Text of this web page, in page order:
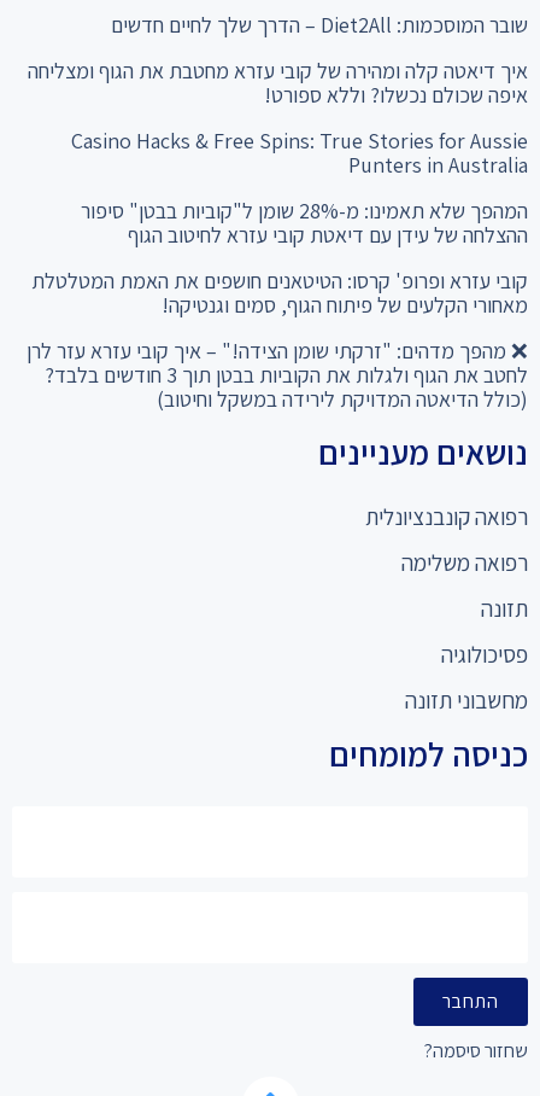
שובר המוסכמות: Diet2All – הדרך שלך לחיים חדשים
איך דיאטה קלה ומהירה של קובי עזרא מחטבת את הגוף ומצליחה
איפה שכולם נכשלו? וללא ספורט!
Casino Hacks & Free Spins: True Stories for Aussie
Punters in Australia
המהפך שלא תאמינו: מ-28% שומן ל"קוביות בבטן" סיפור
ההצלחה של עידן עם דיאטת קובי עזרא לחיטוב הגוף
קובי עזרא ופרופ' קרסו: הטיטאנים חושפים את האמת המטלטלת
מאחורי הקלעים של פיתוח הגוף, סמים וגנטיקה!
❌ מהפך מדהים: "זרקתי שומן הצידה!" – איך קובי עזרא עזר לרן
לחטב את הגוף ולגלות את הקוביות בבטן תוך 3 חודשים בלבד?
(כולל הדיאטה המדויקת לירידה במשקל וחיטוב)
נושאים מעניינים
רפואה קונבנציונלית
רפואה משלימה
תזונה
פסיכולוגיה
מחשבוני תזונה
כניסה למומחים
התחבר
שחזור סיסמה?